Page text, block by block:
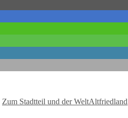
Zum Stadtteil und der WeltAltfriedland